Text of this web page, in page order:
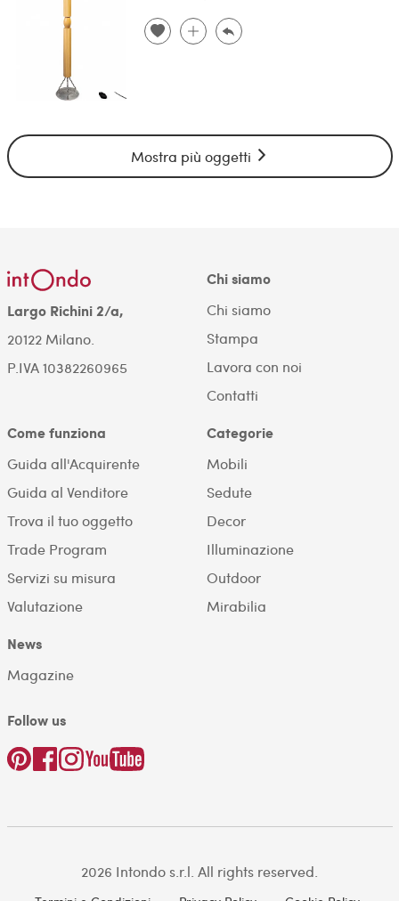
Mostra più oggetti
Largo Richini 2/a,
20122 Milano.
P.IVA 10382260965
Chi siamo
Chi siamo
Stampa
Lavora con noi
Contatti
Come funziona
Guida all'Acquirente
Guida al Venditore
Trova il tuo oggetto
Trade Program
Servizi su misura
Valutazione
Categorie
Mobili
Sedute
Decor
Illuminazione
Outdoor
Mirabilia
News
Magazine
Follow us
2026 Intondo s.r.l. All rights reserved.